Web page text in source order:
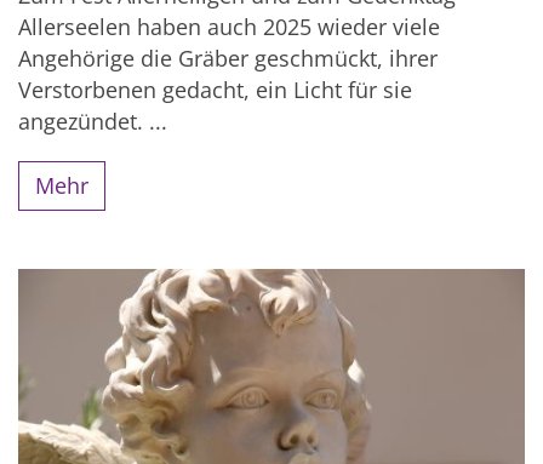
Allerseelen haben auch 2025 wieder viele
Angehörige die Gräber geschmückt, ihrer
Verstorbenen gedacht, ein Licht für sie
angezündet. ...
Mehr